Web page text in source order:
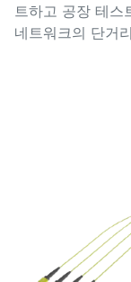
트하고 공장 테스
네트워크의 단거